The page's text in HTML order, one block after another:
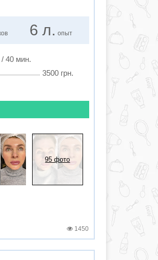
6 л. опыт
/ 40 мин.
3500 грн.
95 фото
1450